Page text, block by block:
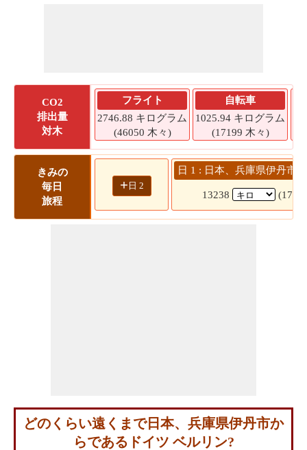
CO2
排出量
対木
フライト
2746.88 キログラム
(46050 木々)
自転車
1025.94 キログラム
(17199 木々)
きみの
毎日
旅程
+ 日 2
日 1 : 日本、兵庫県伊丹市
13238 (178
どのくらい遠くまで日本、兵庫県伊丹市か
らであるドイツ ベルリン?